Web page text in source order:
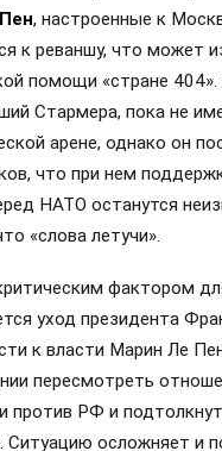
, настроенные к
к реваншу, что может
помощи «стране 404».
Стармера, пока не
арене, однако он
что при нем
НАТО останутся
«слова летучи».
фактором
уход президента
к власти Марин Ле
пересмотреть
против РФ и
Ситуацию осложняет и